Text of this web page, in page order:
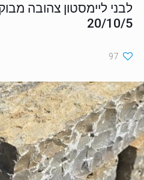
לבני ליימסטון צהובה
20/10/5
97